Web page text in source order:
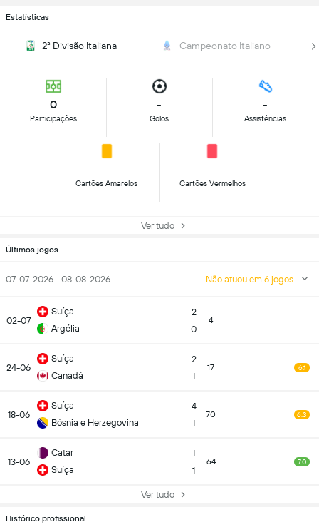
Estatísticas
2ª Divisão Italiana Campeonato Italiano
0
Participações
-
Golos
-
Assistências
-
Cartões Amarelos
-
Cartões Vermelhos
Ver tudo
Últimos jogos
07-07-2026 - 08-08-2026 Não atuou em 6 jogos
02-07
Suíça
Argélia
2
0
4
24-06
Suíça
Canadá
2
1
17 6.1
18-06
Suíça
Bósnia e Herzegovina
4
1
70 6.3
13-06
Catar
Suíça
1
1
64 7.0
Ver tudo
Histórico profissional